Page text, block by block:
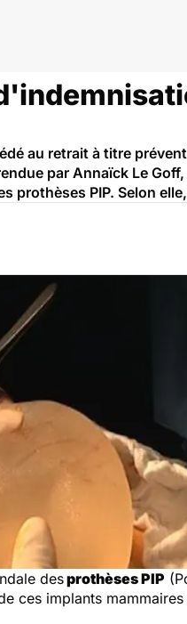
au retrait à titre
par Annaïck Le
prothèses PIP. Selon
desprothèses PIP
ces implants